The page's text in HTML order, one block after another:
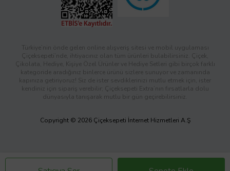
Türkiye’nin önde gelen online alışveriş sitesi ve mobil uygulaması
Çiçeksepeti’nde, ihtiyacınız olan tüm ürünleri bulabilirsiniz. Çiçek,
Çikolata, Hediye, Kişiye Özel Ürünler ve Hediye Setleri gibi birçok farklı
kategoride aradığınız binlerce ürünü sizlere sunuyor ve zamanında
kapınıza getiriyoruz! Siz de ister sevdiklerinizi mutlu etmek için, ister
kendiniz için sipariş verebilir; Çiçeksepeti Extra’nın fırsatlarla dolu
dünyasıyla tanışarak mutlu bir gün geçirebilirsiniz.
Copyright © 2026 Çiçeksepeti İnternet Hizmetleri A.Ş